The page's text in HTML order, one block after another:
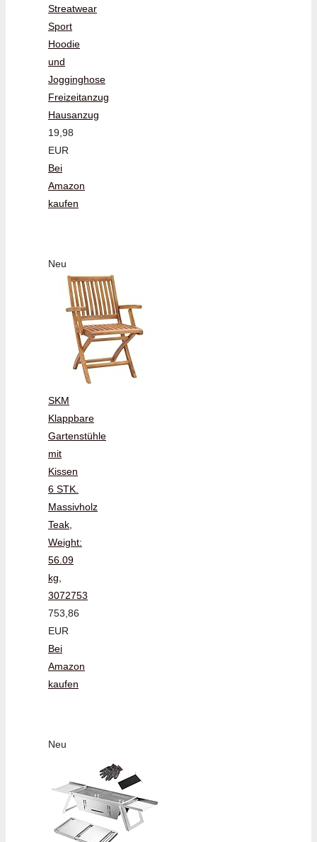
Streatwear
Sport
Hoodie
und
Jogginghose
Freizeitanzug
Hausanzug
19,98
EUR
Bei
Amazon
kaufen
Neu
SKM
Klappbare
Gartenstühle
mit
Kissen
6 STK.
Massivholz
Teak,
Weight:
56.09
kg,
3072753
753,86
EUR
Bei
Amazon
kaufen
Neu